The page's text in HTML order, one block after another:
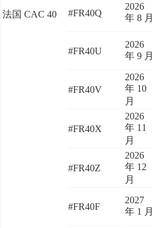
法国 CAC 40 #FR40Q
2026
年 8 月
#FR40U
2026
年 9 月
#FR40V
2026
年 10
月
#FR40X
2026
年 11
月
#FR40Z
2026
年 12
月
#FR40F
2027
年 1 月